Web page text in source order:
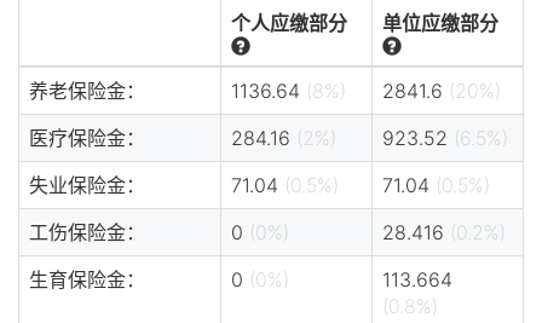
个人应缴部分 单位应缴部分
养老保险金： 1136.64 (8%) 2841.6 (20%)
医疗保险金：
284.16 (2%) 923.52 (6.5%)
失业保险金：
71.04 (0.5%) 71.04 (0.5%)
工伤保险金：
0 (0%) 28.416 (0.2%)
生育保险金：
0 (0%)
113.664
(0.8%)